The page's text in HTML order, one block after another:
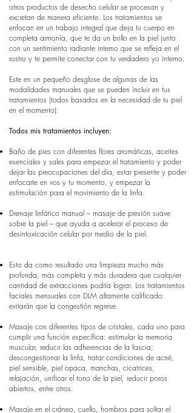
otros productos de desecho celular se procesan y
excretan de manera eficiente. Los tratamientos se
enfocan en un trabajo integral que deja tu cuerpo en
completa armonía, que te da un brillo en la piel junto
con un sentimiento radiante interno que se refleja en el
rostro y te permite conectar con tu verdadero yo interno.
Este en un pequeño desglose de algunas de las
modalidades manuales que se pueden incluir en tus
tratamientos (todos basados en la necesidad de tu piel
en el momento):
Todos mis tratamientos incluyen:
Baño de pies con diferentes flores aromáticas, aceites
esenciales y sales para empezar el tratamiento y poder
dejar las preocupaciones del día, estar presente y poder
enfocarte en vos y tu momento, y empezar la
estimulación para el movimiento de la linfa.
Drenaje linfático manual – masaje de presión suave
sobre la piel – que ayuda a acelerar el proceso de
desintoxicación celular por medio de la piel.
Esto da como resultado una limpieza mucho más
profunda, más completa y más duradera que cualquier
cantidad de extracciones podría lograr. Los tratamientos
faciales mensuales con DLM altamente calificado
evitarán que la congestión regrese.
Masaje con diferentes tipos de cristales, cada uno para
cumplir una función específica: estimular la memoria
muscular, reducir las adherencias de la fascia;
descongestionar la linfa, tratar condiciones de acné,
piel sensible, piel opaca, manchas, cicatrices,
relajación, unificar el tono de la piel, reducir poros
abiertos, entre otros.
Masaje en el cráneo, cuello, hombros para soltar el